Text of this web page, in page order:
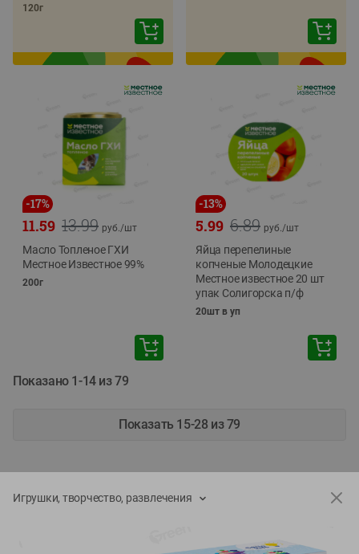
120г
-17%
13.99
11.59 руб./шт
Масло Топленое ГХИ
Местное Известное 99%
200г
-13%
6.89
5.99 руб./шт
Яйца перепелиные
копченые Молодецкие
Местное известное 20 шт
упак Солигорска п/ф
20шт в уп
Показано 1-14 из 79
Показать 15-28 из 79
Каталог товаров
Игрушки, творчество, развлечения